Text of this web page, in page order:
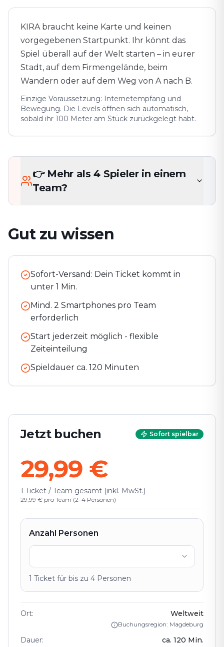
KIRA braucht keine Karte und keinen
vorgegebenen Startpunkt. Ihr könnt das
Spiel überall auf der Welt starten – in eurer
Stadt, auf dem Firmengelände, beim
Wandern oder auf dem Weg von A nach B.
Einzige Voraussetzung: Internetempfang und
Bewegung. Die Levels öffnen sich automatisch,
sobald ihr 100 Meter am Stück zurückgelegt habt.
👉 Mehr als 4 Spieler in einem
Team?
Gut zu wissen
Sofort-Versand: Dein Ticket kommt in
unter 1 Min.
Mind. 2 Smartphones pro Team
erforderlich
Start jederzeit möglich - flexible
Zeiteinteilung
Spieldauer ca. 120 Minuten
Jetzt buchen Sofort spielbar
29,99 €
1 Ticket / Team gesamt (inkl. MwSt.)
29,99 € pro Team (2–4 Personen)
Anzahl Personen
1 Ticket für bis zu 4 Personen
Ort: Weltweit
Buchungsregion: Magdeburg
Dauer: ca. 120 Min.